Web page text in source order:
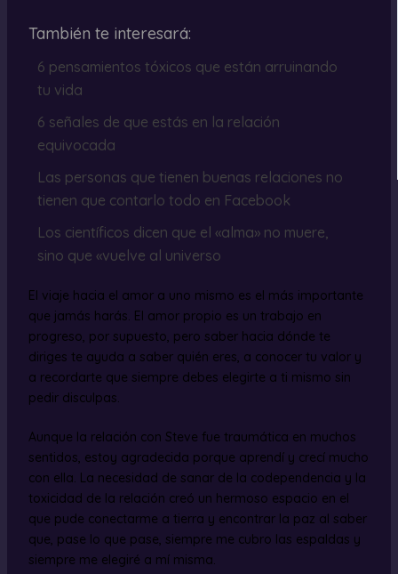
También te interesará:
6 pensamientos tóxicos que están arruinando
tu vida
6 señales de que estás en la relación
equivocada
Las personas que tienen buenas relaciones no
tienen que contarlo todo en Facebook
Los científicos dicen que el «alma» no muere,
sino que «vuelve al universo
El viaje hacia el amor a uno mismo es el más importante
que jamás harás. El amor propio es un trabajo en
progreso, por supuesto, pero saber hacia dónde te
diriges te ayuda a saber quién eres, a conocer tu valor y
a recordarte que siempre debes elegirte a ti mismo sin
pedir disculpas.
Aunque la relación con Steve fue traumática en muchos
sentidos, estoy agradecida porque aprendí y crecí mucho
con ella. La necesidad de sanar de la codependencia y la
toxicidad de la relación creó un hermoso espacio en el
que pude conectarme a tierra y encontrar la paz al saber
que, pase lo que pase, siempre me cubro las espaldas y
siempre me elegiré a mí misma.